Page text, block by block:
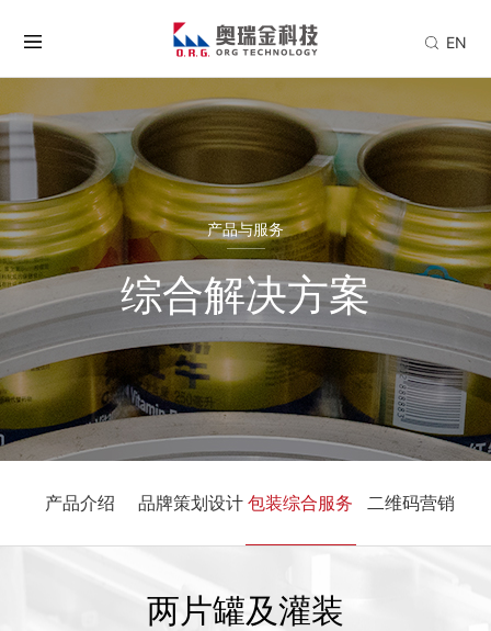
EN
产品与服务
综合解决方案
产品介绍 品牌策划设计 包装综合服务 二维码营销
两片罐及灌装